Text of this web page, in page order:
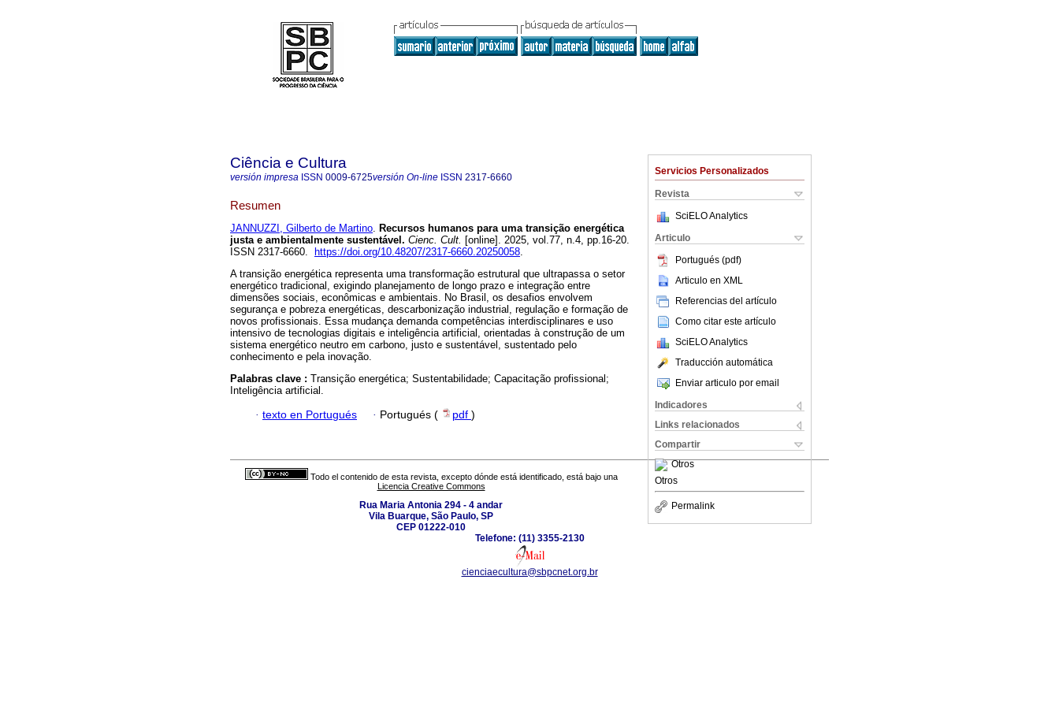
Servicios Personalizados
Revista
SciELO Analytics
Articulo
Portugués (pdf)
Articulo en XML
Referencias del artículo
Como citar este artículo
SciELO Analytics
Traducción automática
Enviar articulo por email
Indicadores
Links relacionados
Compartir
Otros
Otros
Permalink
Ciência e Cultura
versión impresa ISSN 0009-6725versión On-line ISSN 2317-6660
Resumen
JANNUZZI, Gilberto de Martino. Recursos humanos para uma transição energética
justa e ambientalmente sustentável . Cienc. Cult. [online]. 2025, vol.77, n.4, pp.16-20.
ISSN 2317-6660.
https://doi.org/10.48207/2317-6660.20250058.
A transição energética representa uma transformação estrutural que ultrapassa o setor
energético tradicional, exigindo planejamento de longo prazo e integração entre
dimensões sociais, econômicas e ambientais. No Brasil, os desafios envolvem
segurança e pobreza energéticas, descarbonização industrial, regulação e formação de
novos profissionais. Essa mudança demanda competências interdisciplinares e uso
intensivo de tecnologias digitais e inteligência artificial, orientadas à construção de um
sistema energético neutro em carbono, justo e sustentável, sustentado pelo
conhecimento e pela inovação.
Palabras clave : Transição energética; Sustentabilidade; Capacitação profissional;
Inteligência artificial.
· texto en Portugués · Portugués ( pdf )
Todo el contenido de esta revista, excepto dónde está identificado, está bajo una
Licencia Creative Commons
Rua Maria Antonia 294 - 4 andar
Vila Buarque, São Paulo, SP
CEP 01222-010
Telefone: (11) 3355-2130
cienciaecultura@sbpcnet.org.br